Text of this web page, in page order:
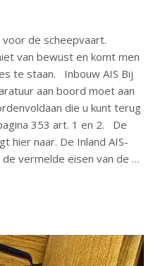
voor de scheepvaart.
van bewust en komt men
te staan. Inbouw AIS Bij
aan boord moet aan
die u kunt terug
353 art. 1 en 2. De
hier naar. De Inland AIS-
vermelde eisen van de …